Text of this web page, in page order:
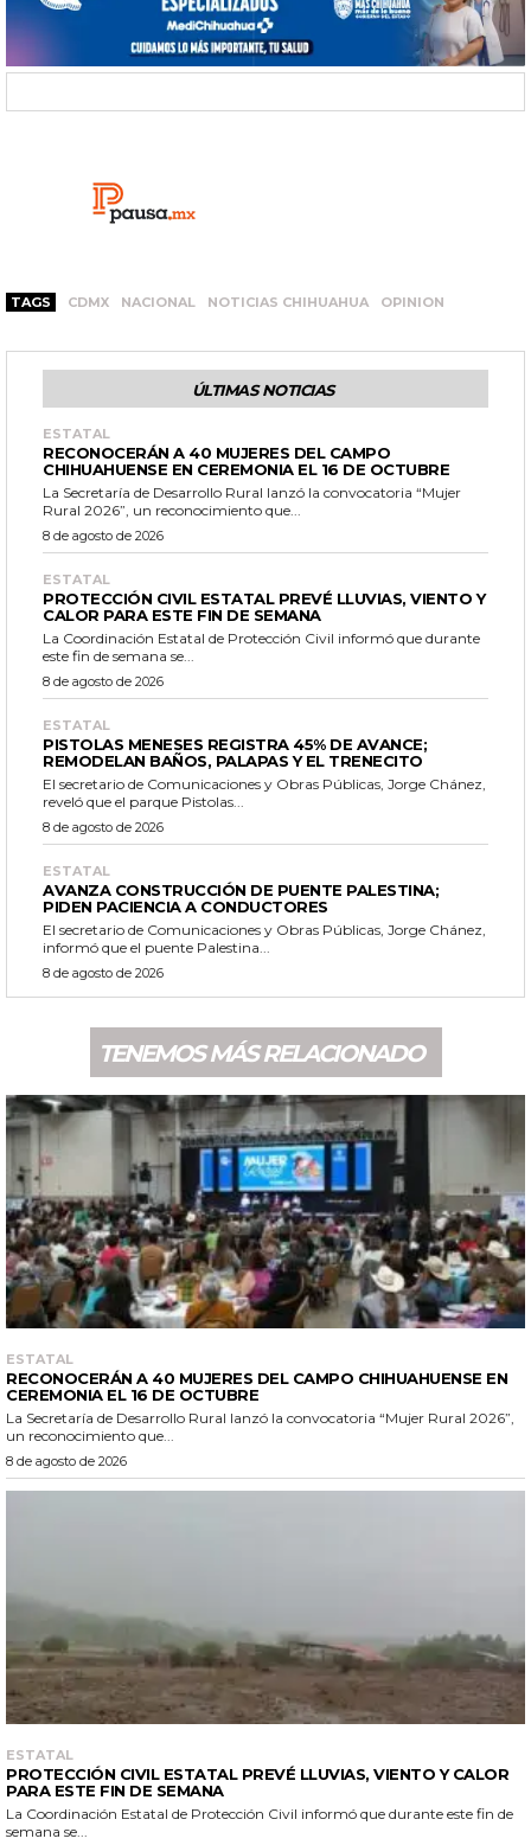
TAGS CDMX NACIONAL NOTICIAS CHIHUAHUA OPINION
ÚLTIMAS NOTICIAS
ESTATAL
RECONOCERÁN A 40 MUJERES DEL CAMPO
CHIHUAHUENSE EN CEREMONIA EL 16 DE OCTUBRE
La Secretaría de Desarrollo Rural lanzó la convocatoria “Mujer
Rural 2026”, un reconocimiento que...
8 de agosto de 2026
ESTATAL
PROTECCIÓN CIVIL ESTATAL PREVÉ LLUVIAS, VIENTO Y
CALOR PARA ESTE FIN DE SEMANA
La Coordinación Estatal de Protección Civil informó que durante
este fin de semana se...
8 de agosto de 2026
ESTATAL
PISTOLAS MENESES REGISTRA 45% DE AVANCE;
REMODELAN BAÑOS, PALAPAS Y EL TRENECITO
El secretario de Comunicaciones y Obras Públicas, Jorge Chánez,
reveló que el parque Pistolas...
8 de agosto de 2026
ESTATAL
AVANZA CONSTRUCCIÓN DE PUENTE PALESTINA;
PIDEN PACIENCIA A CONDUCTORES
El secretario de Comunicaciones y Obras Públicas, Jorge Chánez,
informó que el puente Palestina...
8 de agosto de 2026
TENEMOS MÁS RELACIONADO
ESTATAL
RECONOCERÁN A 40 MUJERES DEL CAMPO CHIHUAHUENSE EN
CEREMONIA EL 16 DE OCTUBRE
La Secretaría de Desarrollo Rural lanzó la convocatoria “Mujer Rural 2026”,
un reconocimiento que...
8 de agosto de 2026
ESTATAL
PROTECCIÓN CIVIL ESTATAL PREVÉ LLUVIAS, VIENTO Y CALOR
PARA ESTE FIN DE SEMANA
La Coordinación Estatal de Protección Civil informó que durante este fin de
semana se...